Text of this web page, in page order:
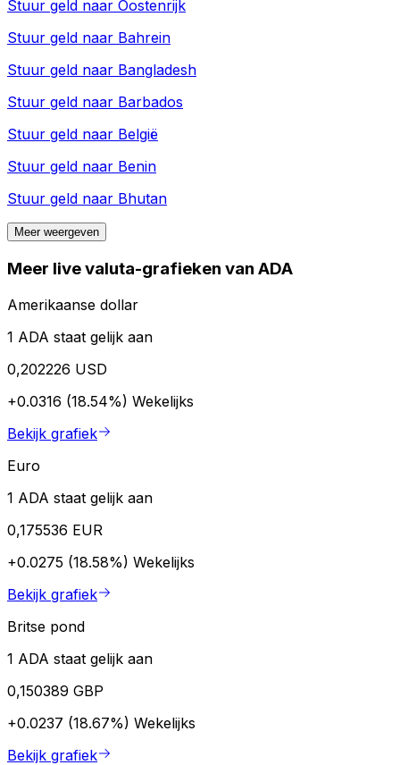
Stuur geld naar Oostenrijk
Stuur geld naar Bahrein
Stuur geld naar Bangladesh
Stuur geld naar Barbados
Stuur geld naar België
Stuur geld naar Benin
Stuur geld naar Bhutan
Meer weergeven
Meer live valuta-grafieken van ADA
Amerikaanse dollar
1 ADA staat gelijk aan
0,202226 USD
+0.0316 (18.54%) Wekelijks
Bekijk grafiek
Euro
1 ADA staat gelijk aan
0,175536 EUR
+0.0275 (18.58%) Wekelijks
Bekijk grafiek
Britse pond
1 ADA staat gelijk aan
0,150389 GBP
+0.0237 (18.67%) Wekelijks
Bekijk grafiek